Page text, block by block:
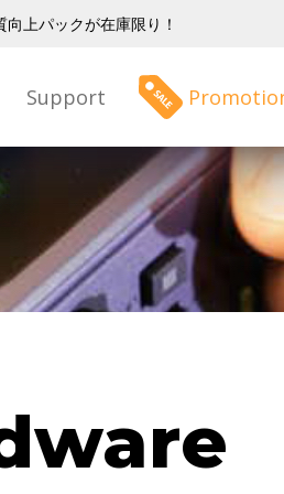
上パックが在庫限り！
Support